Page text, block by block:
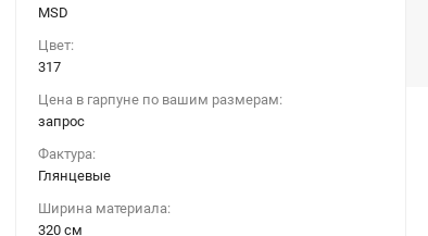
MSD
Цвет:
317
Цена в гарпуне по вашим размерам:
запрос
Фактура:
Глянцевые
Ширина материала:
320 см